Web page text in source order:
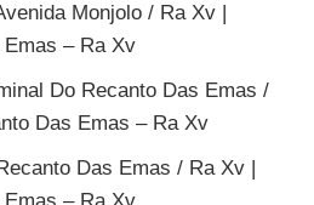
Monjolo / Ra Xv |
Emas – Ra Xv
Do Recanto Das Emas /
Das Emas – Ra Xv
Das Emas / Ra Xv |